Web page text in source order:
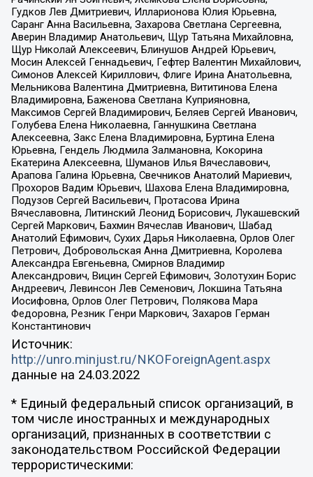
Гудков Лев Дмитриевич, Илларионова Юлия Юрьевна,
Саранг Анна Васильевна, Захарова Светлана Сергеевна,
Аверин Владимир Анатольевич, Щур Татьяна Михайловна,
Щур Николай Алексеевич, Блинушов Андрей Юрьевич,
Мосин Алексей Геннадьевич, Гефтер Валентин Михайлович,
Симонов Алексей Кириллович, Флиге Ирина Анатольевна,
Мельникова Валентина Дмитриевна, Вититинова Елена
Владимировна, Баженова Светлана Куприяновна,
Максимов Сергей Владимирович, Беляев Сергей Иванович,
Голубева Елена Николаевна, Ганнушкина Светлана
Алексеевна, Закс Елена Владимировна, Буртина Елена
Юрьевна, Гендель Людмила Залмановна, Кокорина
Екатерина Алексеевна, Шуманов Илья Вячеславович,
Арапова Галина Юрьевна, Свечников Анатолий Мариевич,
Прохоров Вадим Юрьевич, Шахова Елена Владимировна,
Подузов Сергей Васильевич, Протасова Ирина
Вячеславовна, Литинский Леонид Борисович, Лукашевский
Сергей Маркович, Бахмин Вячеслав Иванович, Шабад
Анатолий Ефимович, Сухих Дарья Николаевна, Орлов Олег
Петрович, Добровольская Анна Дмитриевна, Королева
Александра Евгеньевна, Смирнов Владимир
Александрович, Вицин Сергей Ефимович, Золотухин Борис
Андреевич, Левинсон Лев Семенович, Локшина Татьяна
Иосифовна, Орлов Олег Петрович, Полякова Мара
Федоровна, Резник Генри Маркович, Захаров Герман
Константинович
Источник:
http://unro.minjust.ru/NKOForeignAgent.aspx
данные на 24.03.2022
* Единый федеральный список организаций, в
том числе иностранных и международных
организаций, признанных в соответствии с
законодательством Российской Федерации
террористическими: